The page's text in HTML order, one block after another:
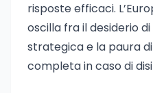
risposte efficaci.
oscilla fra il desiderio
strategica e la paura
completa in caso di